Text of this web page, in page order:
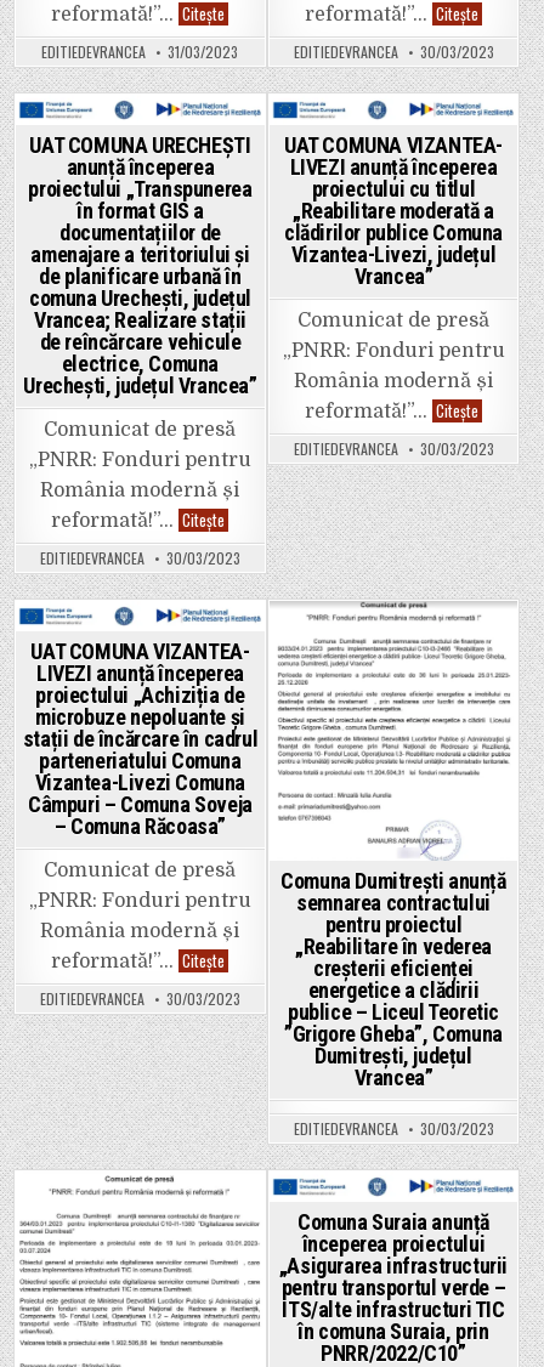
reformată!”… Citește
COMUNA
URECHEȘTI
anunță
începerea
proiectului
cu
titlul
„Asigurarea
infrastructurii
transportul
verde
infrastructură
TIC
în
comuna
Urechești,
județul
Vrancea”
EDITIEDEVRANCEA 31/03/2023
reformată!”… Citește
COMUNA
URECHEȘTI
anunță
începerea
proiectului
pentru
verde
TIC
în
comuna
Urechești,
Vrancea”
EDITIEDEVRANCEA 30/03/2023
Posted
UAT COMUNA URECHEȘTI
anunță începerea
proiectului „Transpunerea
în format GIS a
documentațiilor de
amenajare a teritoriului și
de planificare urbană în
comuna Urechești, județul
Vrancea; Realizare stații
de reîncărcare vehicule
electrice, Comuna
Urechești, județul Vrancea”
Comunicat de presă
„PNRR: Fonduri pentru
România modernă și
reformată!”… Citește
COMUNA
URECHEȘTI
anunță
începerea
proiectului
„Transpunerea
în
format
GIS
a
documentațiilor
de
amenajare
a
teritoriului
și
de
planificare
urbană
comuna
Urechești,
județul
Vrancea;
Realizare
stații
de
reîncărcare
vehicule
electrice,
Comuna
Urechești,
județul
Vrancea”
EDITIEDEVRANCEA 30/03/2023
Posted
in
UAT COMUNA VIZANTEA-
LIVEZI anunță începerea
proiectului cu titlul
„Reabilitare moderată a
clădirilor publice Comuna
Vizantea-Livezi, județul
Vrancea”
Comunicat de presă
„PNRR: Fonduri pentru
România modernă și
reformată!”… Citește
COMUNA
VIZANTEA-
LIVEZI
anunță
începerea
proiectului
cu
titlul
moderată
a
clădirilor
publice
Comuna
Vizantea-
Livezi,
județul
Vrancea”
EDITIEDEVRANCEA 30/03/2023
Posted
in
UAT COMUNA VIZANTEA-
LIVEZI anunță începerea
proiectului „Achiziția de
microbuze nepoluante și
stații de încărcare în cadrul
parteneriatului Comuna
Vizantea-Livezi Comuna
Câmpuri – Comuna Soveja
– Comuna Răcoasa”
Comunicat de presă
„PNRR: Fonduri pentru
România modernă și
reformată!”… Citește
COMUNA
VIZANTEA-
LIVEZI
anunță
începerea
proiectului
„Achiziția
de
microbuze
nepoluante
și
stații
de
încărcare
în
cadrul
parteneriatului
Comuna
Vizantea-
Livezi
Comuna
Câmpuri
–
EDITIEDEVRANCEA 30/03/2023
Posted
in
Comuna Dumitrești anunță
semnarea contractului
pentru proiectul
„Reabilitare în vederea
creșterii eficienței
energetice a clădirii
publice – Liceul Teoretic
”Grigore Gheba”, Comuna
Dumitrești, județul
Vrancea”
EDITIEDEVRANCEA 30/03/2023
Posted
in
Posted
in
Comuna Suraia anunță
începerea proiectului
„Asigurarea infrastructurii
pentru transportul verde –
ITS/alte infrastructuri TIC
în comuna Suraia, prin
PNRR/2022/C10”